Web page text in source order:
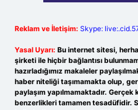
Reklam ve İletişim: Skype:
Yasal Uyarı: Bu internet sitesi,
şirketi ile hiçbir bağlantısı
hazırladığımız makaleler
haber niteliği taşımamakta olup,
paylaşım yapılmamaktadır.
benzerlikleri tamamen tesadüfidir.